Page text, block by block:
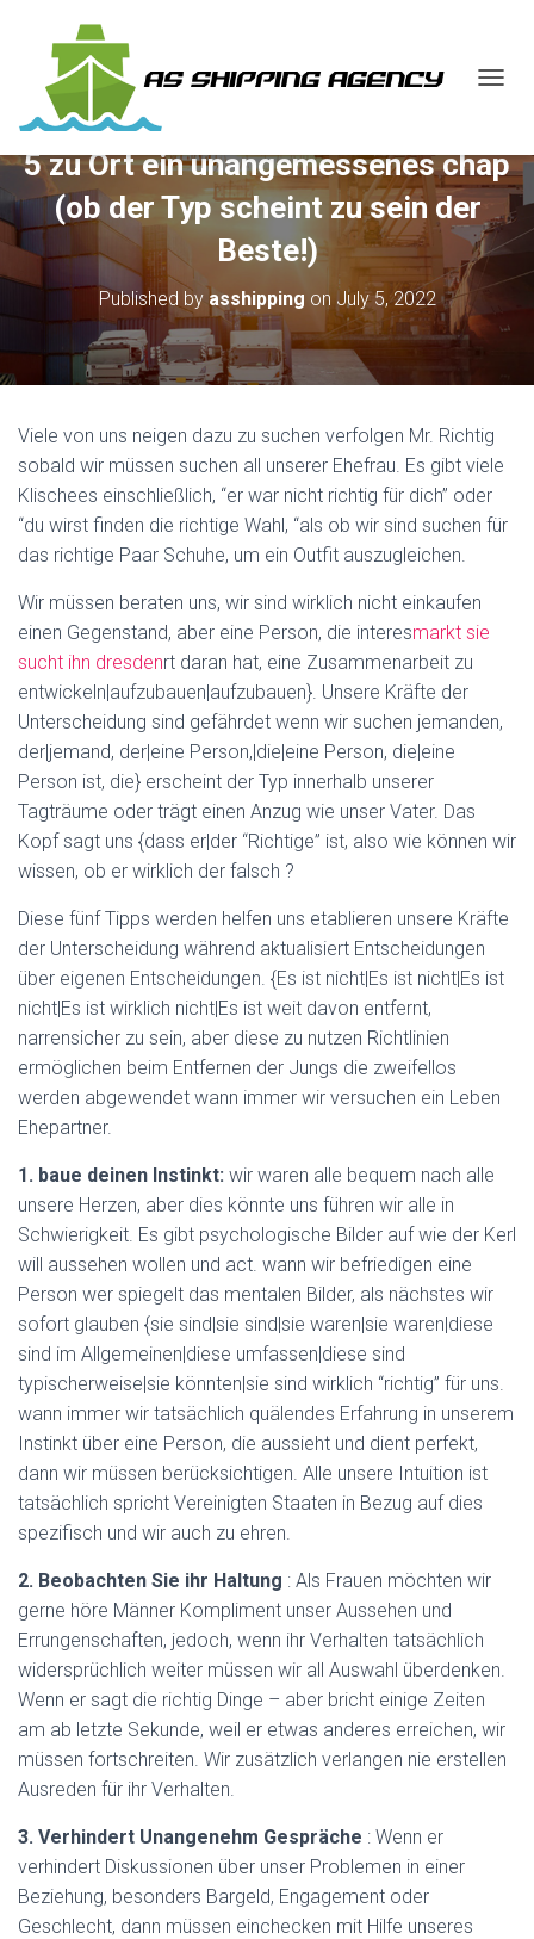
G
L
N
A
I
N
5 zu Ort ein unangemessenes chap
(ob der Typ scheint zu sein der
Beste!)
Published by asshipping on July 5, 2022
Viele von uns neigen dazu zu suchen verfolgen Mr. Richtig
sobald wir müssen suchen all unserer Ehefrau. Es gibt viele
Klischees einschließlich, “er war nicht richtig für dich” oder
“du wirst finden die richtige Wahl, “als ob wir sind suchen für
das richtige Paar Schuhe, um ein Outfit auszugleichen.
Wir müssen beraten uns, wir sind wirklich nicht einkaufen
einen Gegenstand, aber eine Person, die interesmarkt sie
sucht ihn dresdenrt daran hat, eine Zusammenarbeit zu
entwickeln|aufzubauen|aufzubauen}. Unsere Kräfte der
Unterscheidung sind gefährdet wenn wir suchen jemanden,
der|jemand, der|eine Person,|die|eine Person, die|eine
Person ist, die} erscheint der Typ innerhalb unserer
Tagträume oder trägt einen Anzug wie unser Vater. Das
Kopf sagt uns {dass er|der “Richtige” ist, also wie können wir
wissen, ob er wirklich der falsch ?
Diese fünf Tipps werden helfen uns etablieren unsere Kräfte
der Unterscheidung während aktualisiert Entscheidungen
über eigenen Entscheidungen. {Es ist nicht|Es ist nicht|Es ist
nicht|Es ist wirklich nicht|Es ist weit davon entfernt,
narrensicher zu sein, aber diese zu nutzen Richtlinien
ermöglichen beim Entfernen der Jungs die zweifellos
werden abgewendet wann immer wir versuchen ein Leben
Ehepartner.
1. baue deinen Instinkt: wir waren alle bequem nach alle
unsere Herzen, aber dies könnte uns führen wir alle in
Schwierigkeit. Es gibt psychologische Bilder auf wie der Kerl
will aussehen wollen und act. wann wir befriedigen eine
Person wer spiegelt das mentalen Bilder, als nächstes wir
sofort glauben {sie sind|sie sind|sie waren|sie waren|diese
sind im Allgemeinen|diese umfassen|diese sind
typischerweise|sie könnten|sie sind wirklich “richtig” für uns.
wann immer wir tatsächlich quälendes Erfahrung in unserem
Instinkt über eine Person, die aussieht und dient perfekt,
dann wir müssen berücksichtigen. Alle unsere Intuition ist
tatsächlich spricht Vereinigten Staaten in Bezug auf dies
spezifisch und wir auch zu ehren.
2. Beobachten Sie ihr Haltung : Als Frauen möchten wir
gerne höre Männer Kompliment unser Aussehen und
Errungenschaften, jedoch, wenn ihr Verhalten tatsächlich
widersprüchlich weiter müssen wir all Auswahl überdenken.
Wenn er sagt die richtig Dinge – aber bricht einige Zeiten
am ab letzte Sekunde, weil er etwas anderes erreichen, wir
müssen fortschreiten. Wir zusätzlich verlangen nie erstellen
Ausreden für ihr Verhalten.
3. Verhindert Unangenehm Gespräche : Wenn er
verhindert Diskussionen über unser Problemen in einer
Beziehung, besonders Bargeld, Engagement oder
Geschlecht, dann müssen einchecken mit Hilfe unseres